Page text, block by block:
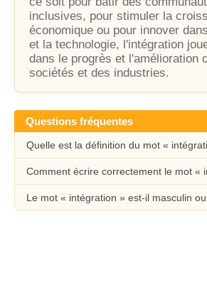
inclusives, pour stimuler la
économique ou pour innover
et la technologie, l'intégration
dans le progrès et l'amélioration
sociétés et des industries.
Questions fréquentes
Quelle est la définition du mot «
Comment écrire correctement le mot «
Le mot « intégration » est-il masculin